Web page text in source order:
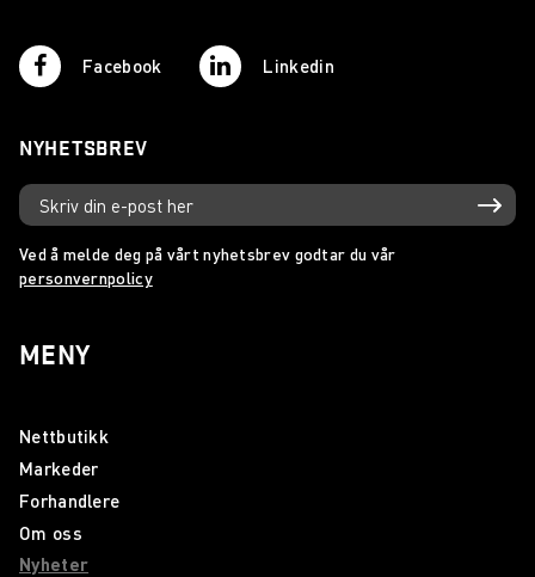
Facebook Linkedin
NYHETSBREV
Ved å melde deg på vårt nyhetsbrev godtar du vår
personvernpolicy
MENY
Nettbutikk
Markeder
Forhandlere
Om oss
Nyheter